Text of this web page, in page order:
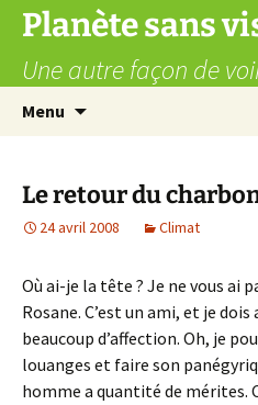
Aller
contenu
Planète sans
Une autre façon de
Menu
Le retour du
24 avril 2008 Climat
Où ai-je la tête ? Je ne vous ai
Rosane. C’est un ami, et je dois
beaucoup d’affection. Oh, je
louanges et faire son
homme a quantité de mérites.